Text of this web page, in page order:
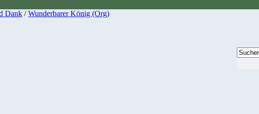
Dank /Wunderbarer König (Org)